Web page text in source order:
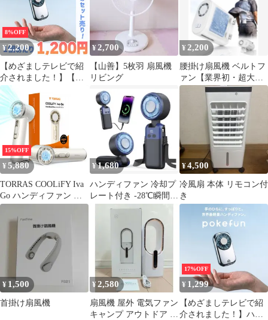
ードレス DCモーター
省エネ ミニ コンパクト
キャンプ扇風機 アウト
ドア キャンプ 寝室 熱
中症対策 xr-df228
8%OFF
¥2,200
【めざましテレビで紹
介されました！】【破
格のお値段 1個あたり
1,200円】ポケファン 同
色2個のセット売り 世
界最軽量57g ハンディ
ファン リップサイズ 最
大風速8.9m/s 強風 ミニ
扇風機 小型 軽量 コン
パクト 熱中症対策 アウ
トドア 夏
¥2,700
【山善】5枚羽 扇風機
リビング
¥ 2,200
腰掛け扇風機 ベルトフ
ァン【業界初・超大冷
却プレート・-20℃瞬間
冷却】 未使用
15%OFF
¥ 5,880
TORRAS COOLiFY Iva
Go ハンディファン 冷
却プレート搭載
【16500RPM強風・100
段階調整】携帯扇風機
4900mAh 最大21時間
USB-C充電 軽量192g 卓
上対応 誤作動防止ロッ
ク 熱中症対策 夏用 ポ
ータブルファン
¥1,680
ハンディファン 冷却プ
レート付き -28℃瞬間冷
却 超高速暴風 携帯扇風
¥4,500
冷風扇 本体 リモコン付
き
¥ 1,500
首掛け扇風機
¥2,580
扇風機 屋外 電気ファン
キャンプ アウトドア ハ
17%OFF
¥ 1,299
【めざましテレビで紹
介されました！】ハン